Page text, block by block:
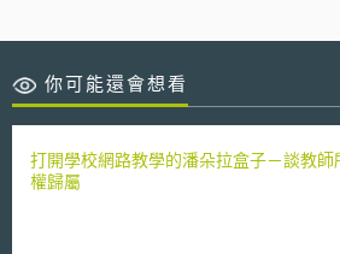
你可能還會想看
打開學校網路教學的潘朵拉盒子－談教
權歸屬